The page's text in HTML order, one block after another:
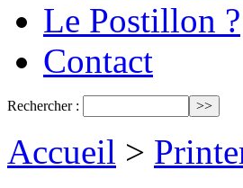
Le Postillon ?
Contact
Rechercher :
Accueil >